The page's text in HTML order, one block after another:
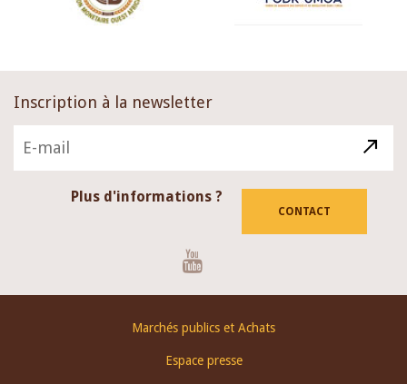
Inscription à la newsletter
Plus d'informations ?
CONTACT
Marchés publics et Achats
Espace presse